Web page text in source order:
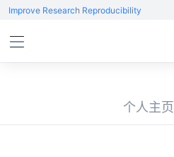
Improve Research Reproducibility
个人主页